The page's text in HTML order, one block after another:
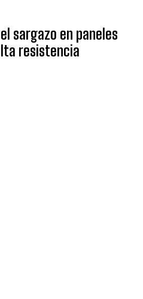
sargazo en paneles
resistencia